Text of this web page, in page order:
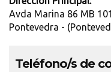
Avda Marina 86 MB 101
Pontevedra -
Teléfono/s de